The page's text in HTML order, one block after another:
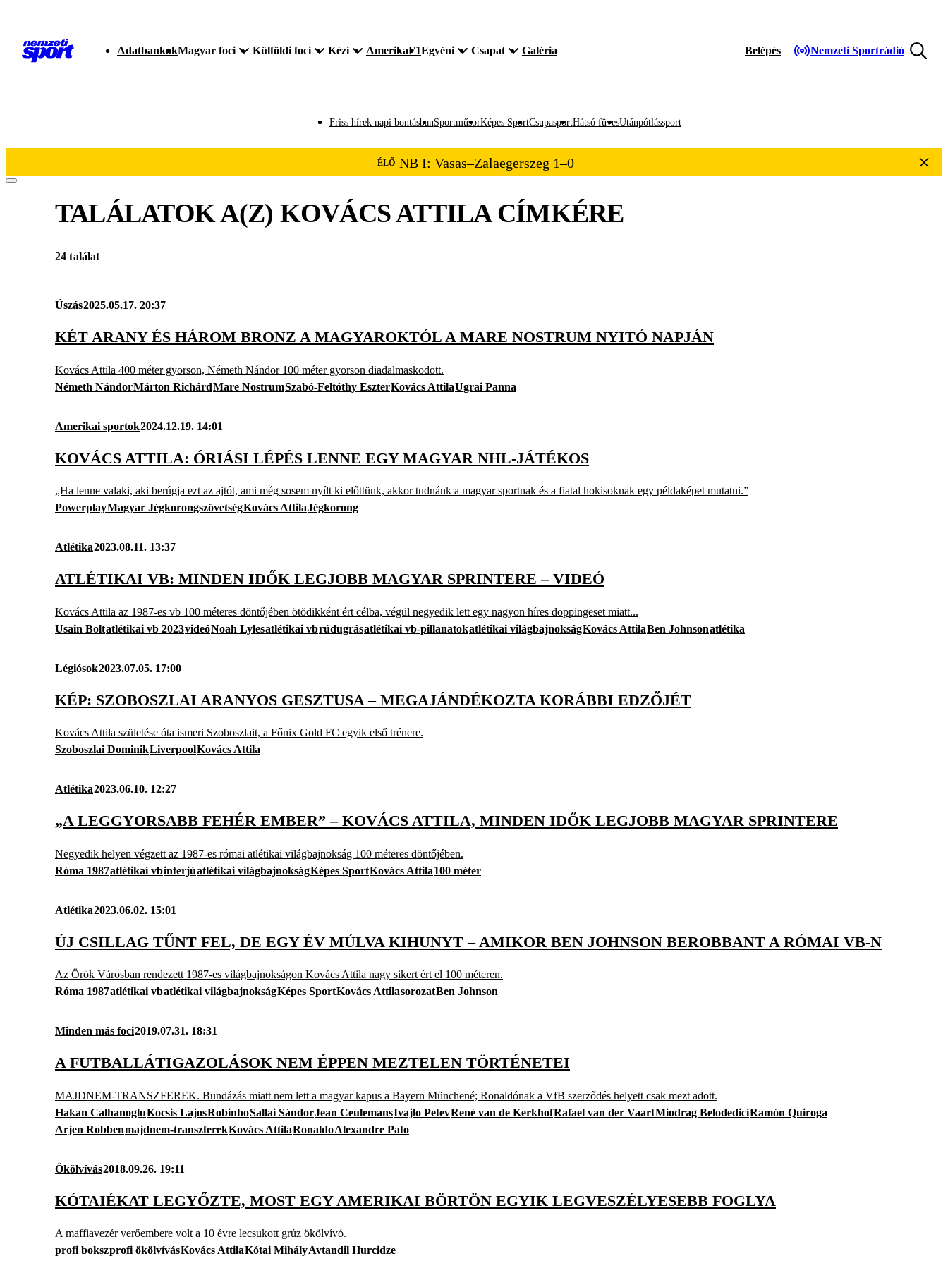
AdatbankokMagyar foci Külföldi foci Kézi AmerikaF1Egyéni Csapat Galéria Belépés Nemzeti Sportrádió
Friss hírek napi bontásbanSportműsorKépes SportCsupasportHátsó füvesUtánpótlássport
ÉLŐ NB I: Vasas–Zalaegerszeg 1–0
TALÁLATOK A(Z) KOVÁCS ATTILACÍMKÉRE
24 találat
Úszás2025.05.17. 20:37
KÉT ARANY ÉS HÁROM BRONZ A MAGYAROKTÓL A MARE NOSTRUM NYITÓ NAPJÁN
Kovács Attila 400 méter gyorson, Németh Nándor 100 méter gyorson diadalmaskodott.
Németh NándorMárton RichárdMare NostrumSzabó-Feltóthy EszterKovács AttilaUgrai Panna
Amerikai sportok2024.12.19. 14:01
KOVÁCS ATTILA: ÓRIÁSI LÉPÉS LENNE EGY MAGYAR NHL-JÁTÉKOS
„Ha lenne valaki, aki berúgja ezt az ajtót, ami még sosem nyílt ki előttünk, akkor tudnánk a magyar sportnak és a fiatal hokisoknak egy példaképet mutatni.”
PowerplayMagyar JégkorongszövetségKovács AttilaJégkorong
Atlétika2023.08.11. 13:37
ATLÉTIKAI VB: MINDEN IDŐK LEGJOBB MAGYAR SPRINTERE – VIDEÓ
Kovács Attila az 1987-es vb 100 méteres döntőjében ötödikként ért célba, végül negyedik lett egy nagyon híres doppingeset miatt...
Usain Boltatlétikai vb 2023videóNoah Lylesatlétikai vbrúdugrásatlétikai vb-pillanatokatlétikai világbajnokságKovács AttilaBen Johnsonatlétika
Légiósok2023.07.05. 17:00
KÉP: SZOBOSZLAI ARANYOS GESZTUSA – MEGAJÁNDÉKOZTA KORÁBBI EDZŐJÉT
Kovács Attila születése óta ismeri Szoboszlait, a Főnix Gold FC egyik első trénere.
Szoboszlai DominikLiverpoolKovács Attila
Atlétika2023.06.10. 12:27
„A LEGGYORSABB FEHÉR EMBER” – KOVÁCS ATTILA, MINDEN IDŐK LEGJOBB MAGYAR SPRINTERE
Negyedik helyen végzett az 1987-es római atlétikai világbajnokság 100 méteres döntőjében.
Róma 1987atlétikai vbinterjúatlétikai világbajnokságKépes SportKovács Attila100 méter
Atlétika2023.06.02. 15:01
ÚJ CSILLAG TŰNT FEL, DE EGY ÉV MÚLVA KIHUNYT – AMIKOR BEN JOHNSON BEROBBANT A RÓMAI VB-N
Az Örök Városban rendezett 1987-es világbajnokságon Kovács Attila nagy sikert ért el 100 méteren.
Róma 1987atlétikai vbatlétikai világbajnokságKépes SportKovács AttilasorozatBen Johnson
Minden más foci2019.07.31. 18:31
A FUTBALLÁTIGAZOLÁSOK NEM ÉPPEN MEZTELEN TÖRTÉNETEI
MAJDNEM-TRANSZFEREK. Bundázás miatt nem lett a magyar kapus a Bayern Münchené; Ronaldónak a VfB szerződés helyett csak mezt adott.
Hakan CalhanogluKocsis LajosRobinhoSallai SándorJean CeulemansIvajlo PetevRené van de KerkhofRafael van der VaartMiodrag BelodediciRamón Quiroga
Arjen Robbenmajdnem-transzferekKovács AttilaRonaldoAlexandre Pato
Ökölvívás2018.09.26. 19:11
KÓTAIÉKAT LEGYŐZTE, MOST EGY AMERIKAI BÖRTÖN EGYIK LEGVESZÉLYESEBB FOGLYA
A maffiavezér verőembere volt a 10 évre lecsukott grúz ökölvívó.
profi bokszprofi ökölvívásKovács AttilaKótai MihályAvtandil Hurcidze